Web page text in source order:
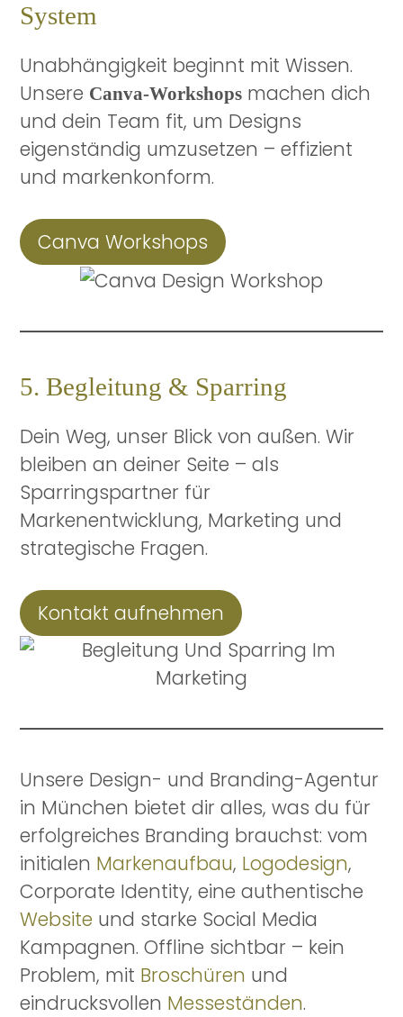
System
Unabhängigkeit beginnt mit Wissen.
Unsere Canva-Workshops machen dich
und dein Team fit, um Designs
eigenständig umzusetzen – effizient
und markenkonform.
Canva Workshops
5. Begleitung & Sparring
Dein Weg, unser Blick von außen. Wir
bleiben an deiner Seite – als
Sparringspartner für
Markenentwicklung, Marketing und
strategische Fragen.
Kontakt aufnehmen
Unsere Design- und Branding-Agentur
in München bietet dir alles, was du für
erfolgreiches Branding brauchst: vom
initialen Markenaufbau, Logodesign,
Corporate Identity, eine authentische
Website und starke Social Media
Kampagnen. Offline sichtbar – kein
Problem, mit Broschüren und
eindrucksvollen Messeständen.